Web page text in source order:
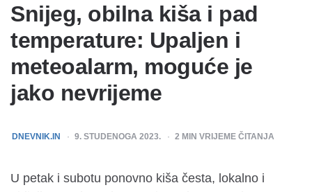
Snijeg, obilna kiša i pad
temperature: Upaljen i
meteoalarm, moguće je
jako nevrijeme
POSTED
DNEVNIK.IN 9. STUDENOGA 2023. 2 MIN VRIJEME ČITANJA
U petak i subotu ponovno kiša česta, lokalno i